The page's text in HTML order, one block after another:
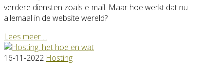
verdere diensten zoals e-mail. Maar hoe werkt dat nu
allemaal in de website wereld?
Lees meer ...
16-11-2022 Hosting